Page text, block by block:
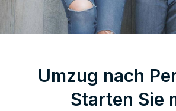
Umzug nach
Starten Sie